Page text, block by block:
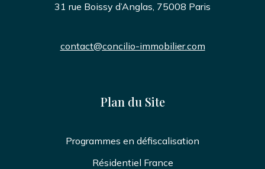
31 rue Boissy d’Anglas, 75008 Paris
contact@concilio-immobilier.com
Plan du Site
Programmes en défiscalisation
Résidentiel France